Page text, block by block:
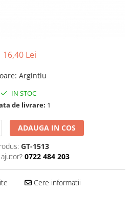
16,40 Lei
: Argintiu
IN STOC
de livrare: 1
ADAUGA IN COS
GT-1513
0722 484 203
Cere informatii